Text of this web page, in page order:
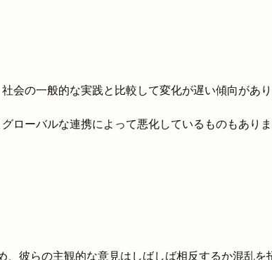
会の一般的な実践と比較して変化が遅い傾向があ
ローバルな連携によって悪化しているものもありま
彼らの主観的な意見はしばしば相反するか混乱を